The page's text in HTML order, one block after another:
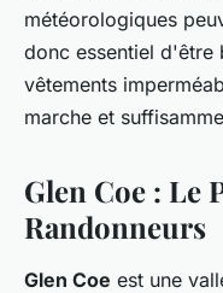
météorologiques
donc essentiel d'être
vêtements
marche et
Glen Coe : Le
Randonneurs
Glen Coe est une